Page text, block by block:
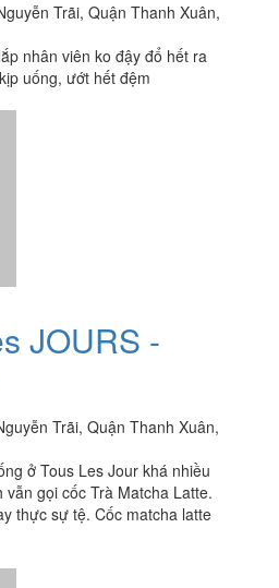
Trãi, Quận Thanh Xuân,
nhân viên ko đậy đổ hết ra
uống, ướt hết đệm
JOURS -
Trãi, Quận Thanh Xuân,
ở Tous Les Jour khá nhiều
gọi cốc Trà Matcha Latte.
thực sự tệ. Cốc matcha latte